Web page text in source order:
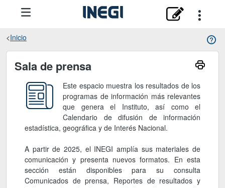
Inicio
Sala de prensa
Sala de prensa
Este espacio muestra los resultados de los
programas de información más relevantes
que genera el Instituto, así como el
Calendario de difusión de información
estadística, geográfica y de Interés Nacional.
A partir de 2025, el INEGI amplía sus materiales de
comunicación y presenta nuevos formatos. En esta
sección están disponibles para su consulta
Comunicados de prensa, Reportes de resultados y